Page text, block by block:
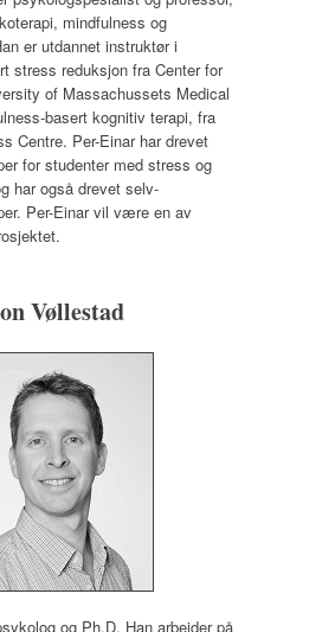
mindfulness og
er utdannet instruktør i
stress reduksjon fra Center for
of Massachussets Medical
basert kognitiv terapi, fra
Centre. Per-Einar har drevet
for studenter med stress og
har også drevet selv-
Per-Einar vil være en av
Vøllestad
og Ph.D. Han arbeider på